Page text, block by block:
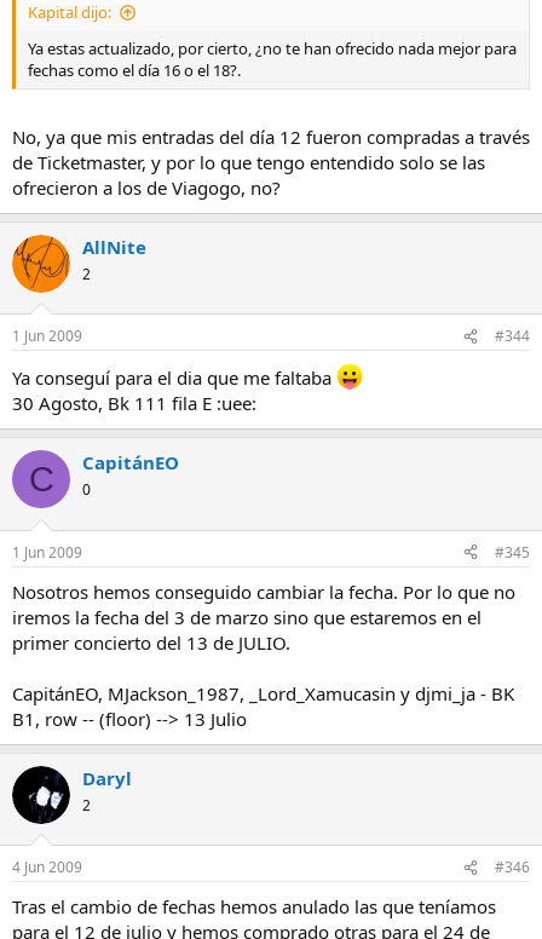
Kapital dijo:
Ya estas actualizado, por cierto, ¿no te han ofrecido nada mejor para
fechas como el día 16 o el 18?.
No, ya que mis entradas del día 12 fueron compradas a través
de Ticketmaster, y por lo que tengo entendido solo se las
ofrecieron a los de Viagogo, no?
AllNite
2
1 Jun 2009 #344
Ya conseguí para el dia que me faltaba
30 Agosto, Bk 111 fila E :uee:
C CapitánEO
0
1 Jun 2009 #345
Nosotros hemos conseguido cambiar la fecha. Por lo que no
iremos la fecha del 3 de marzo sino que estaremos en el
primer concierto del 13 de JULIO.
CapitánEO, MJackson_1987, _Lord_Xamucasin y djmi_ja - BK
B1, row -- (floor) --> 13 Julio
Daryl
2
4 Jun 2009 #346
Tras el cambio de fechas hemos anulado las que teníamos
para el 12 de julio y hemos comprado otras para el 24 de